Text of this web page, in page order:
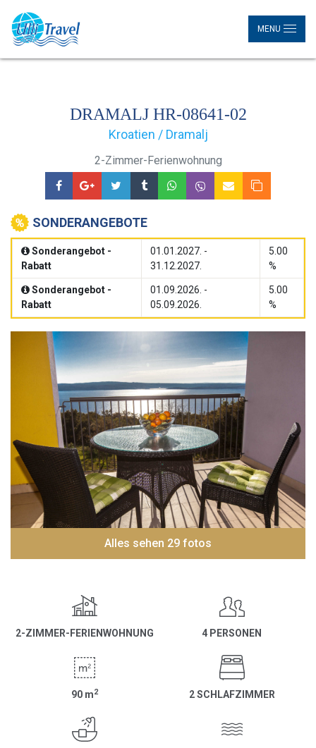
MENU
DRAMALJ HR-08641-02
Kroatien / Dramalj
2-Zimmer-Ferienwohnung
SONDERANGEBOTE
Sonderangebot -
Rabatt
01.01.2027. -
31.12.2027.
5.00
%
Sonderangebot -
Rabatt
01.09.2026. -
05.09.2026.
5.00
%
Alles sehen 29 fotos
2-ZIMMER-FERIENWOHNUNG 4 PERSONEN
90 m2 2 SCHLAFZIMMER